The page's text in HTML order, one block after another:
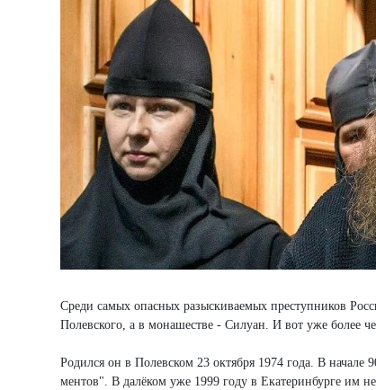
Среди самых опасных разыскиваемых преступников
Полевского, а в монашестве - Силуан. И вот уже более
Родился он в Полевском 23 октября 1974 года. В
ментов". В далёком уже 1999 году в Екатеринбурге им